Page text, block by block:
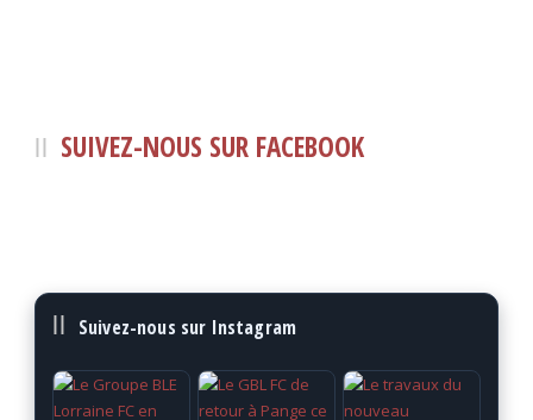
SUIVEZ-NOUS SUR FACEBOOK
Suivez-nous sur Instagram